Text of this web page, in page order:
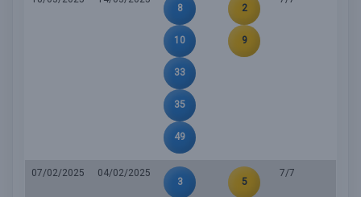
8
10
33
35
49
2
9
07/02/2025
04/02/2025
3
5
7/7